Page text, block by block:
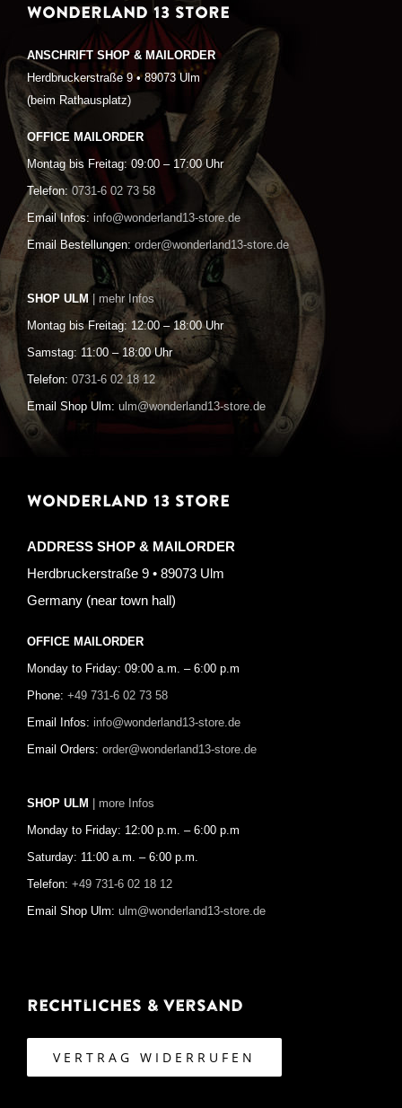
WONDERLAND 13 STORE
ANSCHRIFT SHOP & MAILORDER
Herdbruckerstraße 9 • 89073 Ulm
(beim Rathausplatz)
OFFICE MAILORDER
Montag bis Freitag: 09:00 – 17:00 Uhr
Telefon: 0731-6 02 73 58
Email Infos: info@wonderland13-store.de
Email Bestellungen: order@wonderland13-store.de
SHOP ULM | mehr Infos
Montag bis Freitag: 12:00 – 18:00 Uhr
Samstag: 11:00 – 18:00 Uhr
Telefon: 0731-6 02 18 12
Email Shop Ulm: ulm@wonderland13-store.de
WONDERLAND 13 STORE
ADDRESS SHOP & MAILORDER
Herdbruckerstraße 9 • 89073 Ulm
Germany (near town hall)
OFFICE MAILORDER
Monday to Friday: 09:00 a.m. – 6:00 p.m
Phone: +49 731-6 02 73 58
Email Infos: info@wonderland13-store.de
Email Orders: order@wonderland13-store.de
SHOP ULM | more Infos
Monday to Friday: 12:00 p.m. – 6:00 p.m
Saturday: 11:00 a.m. – 6:00 p.m.
Telefon: +49 731-6 02 18 12
Email Shop Ulm: ulm@wonderland13-store.de
Rechtliches & Versand
VERTRAG WIDERRUFEN